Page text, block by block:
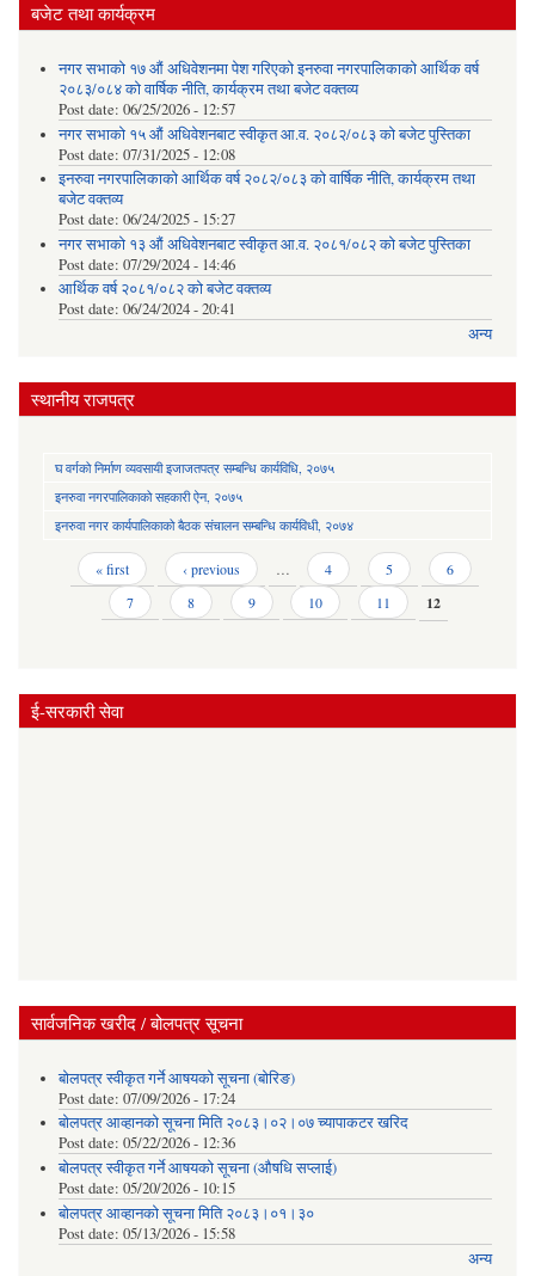
बजेट तथा कार्यक्रम
नगर सभाको १७ औं अधिवेशनमा पेश गरिएको इनरुवा नगरपालिकाको आर्थिक वर्ष
२०८३/०८४ को वार्षिक नीति, कार्यक्रम तथा बजेट वक्तव्य
Post date: 06/25/2026 - 12:57
नगर सभाको १५ औं अधिवेशनबाट स्वीकृत आ.व. २०८२/०८३ को बजेट पुस्तिका
Post date: 07/31/2025 - 12:08
इनरुवा नगरपालिकाको आर्थिक वर्ष २०८२/०८३ को वार्षिक नीति, कार्यक्रम तथा
बजेट वक्तव्य
Post date: 06/24/2025 - 15:27
नगर सभाको १३ औं अधिवेशनबाट स्वीकृत आ.व. २०८१/०८२ को बजेट पुस्तिका
Post date: 07/29/2024 - 14:46
आर्थिक वर्ष २०८१/०८२ को बजेट वक्तव्य
Post date: 06/24/2024 - 20:41
अन्य
स्थानीय राजपत्र
घ वर्गको निर्माण व्यवसायी इजाजतपत्र सम्बन्धि कार्यविधि, २०७५
इनरुवा नगरपालिकाको सहकारी ऐन, २०७५
इनरुवा नगर कार्यपालिकाको बैठक संचालन सम्बन्धि कार्यविधी, २०७४
Pages « first ‹ previous … 4 5
6
7
8 9 10 11 12
ई-सरकारी सेवा
सार्वजनिक खरीद / बोलपत्र सूचना
बोलपत्र स्वीकृत गर्ने आषयको सूचना (बोरिङ)
Post date: 07/09/2026 - 17:24
बोलपत्र आव्हानको सूचना मिति २०८३।०२।०७ च्यापाकटर खरिद
Post date: 05/22/2026 - 12:36
बोलपत्र स्वीकृत गर्ने आषयको सूचना (औषधि सप्लाई)
Post date: 05/20/2026 - 10:15
बोलपत्र आव्हानको सूचना मिति २०८३।०१।३०
Post date: 05/13/2026 - 15:58
अन्य